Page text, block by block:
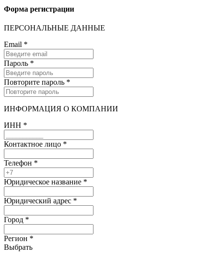
Форма регистрации
ПЕРСОНАЛЬНЫЕ ДАННЫЕ
Email *
Пароль *
Повторите пароль *
ИНФОРМАЦИЯ О КОМПАНИИ
ИНН *
Контактное лицо *
Телефон *
Юридическое название *
Юридический адрес *
Город *
Регион *
Выбрать